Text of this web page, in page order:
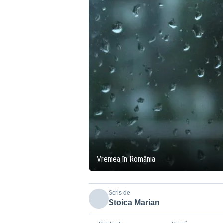
Vremea în România
Scris de
Stoica Marian